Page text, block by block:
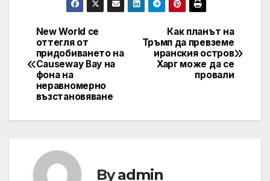
Навигация
Как планът на
Тръмп да превземе
иранския остров
Харг може да се
провали
New World се
оттегля от
придобиването на
Causeway Bay на
фона на
неравномерно
възстановяване
Byadmin